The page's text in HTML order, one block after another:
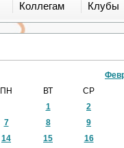
Коллегам Клубы
ПН
ВТ СР
1
2
7
8 9
14
15 16